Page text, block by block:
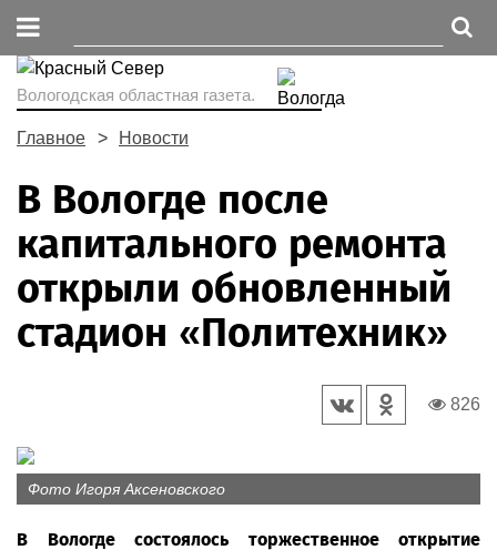
Вологодская областная газета.
Главное Новости
В Вологде после
капитального ремонта
открыли обновленный
стадион «Политехник»
826
Фото Игоря Аксеновского
В Вологде состоялось торжественное открытие